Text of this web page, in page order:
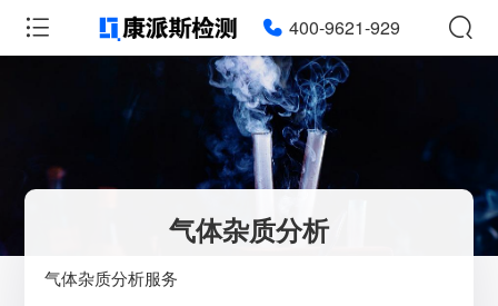
400-9621-929
气体杂质分析
气体杂质分析服务